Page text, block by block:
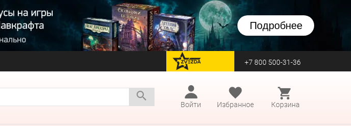
Подробнее
перейти на Zvezda +7 800 500-31-36
Войти
Избранное Корзина